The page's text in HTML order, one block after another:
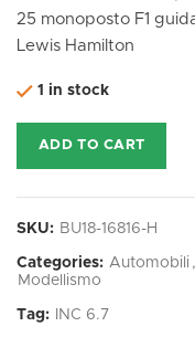
25 monoposto F1
Lewis Hamilton
1 in stock
ADD TO CART
SKU: BU18-16816-H
Categories: Automobili ,
Modellismo
Tag: INC 6.7